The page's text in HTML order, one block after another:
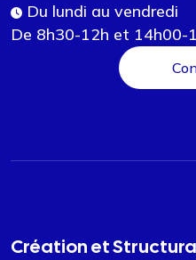
Du lundi au vendredi
De 8h30-12h et 14h00-
Création et